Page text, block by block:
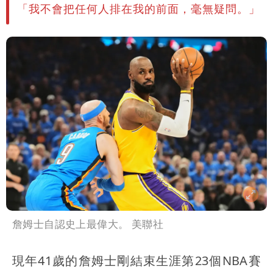
「我不會把任何人排在我的前面，毫無疑問。」
詹姆士自認史上最偉大。 美聯社
現年41歲的詹姆士剛結束生涯第23個NBA賽